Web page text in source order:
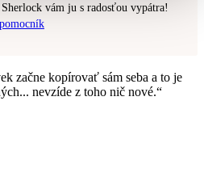
vám ju s radosťou vypátra!
začne kopírovať sám seba a to je
nevzíde z toho nič nové.